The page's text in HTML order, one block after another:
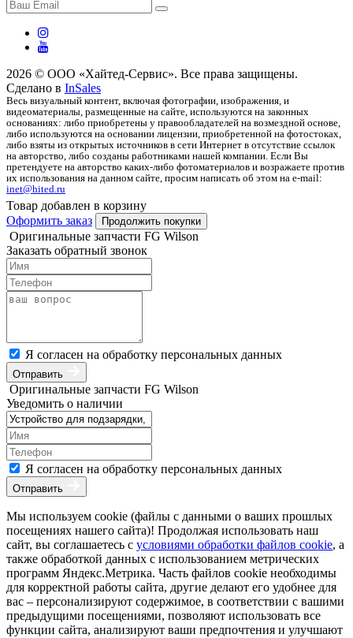
2026 © ООО «Хайтед-Сервис». Все права защищены.
Сделано в InSales
Весь визуальный контент, включая фотографии, изображения, и
видеоматериалы, размещенные на сайте, используются на законных
основаниях: либо приобретены у правообладателей на возмездной основе,
либо используются на основании лицензии, приобретенной на фотостоках,
либо взяты из открытых источников в сети Интернет в отсутствие ссылок
на авторство, либо созданы работниками нашей компании. Если Вы
претендуете на авторство каких-либо фотоматериалов и возражаете против
их использования на данном сайте, просим написать об этом на e-mail:
inet@hited.ru
Товар добавлен в корзину
Оформить заказ
Продолжить покупки
Оригинальные запчасти FG Wilson
Заказать обратный звонок
Я согласен на обработку персональных данных
Отправить
Оригинальные запчасти FG Wilson
Уведомить о наличии
Я согласен на обработку персональных данных
Отправить
Мы используем cookie (файлы с данными о ваших прошлых
посещениях нашего сайта)! Продолжая использовать наш
сайт, вы соглашаетесь с условиями обработки файлов cookie, а
также обработкой данных с использованием метрических
программ Яндекс.Метрика. Часть файлов cookie необходимы
для корректной работы сайта, другие делают его удобнее для
вас – персонализируют содержимое, в соответствии с вашими
предыдущими посещениями, позволяют использовать все
функции сайта, анализируют ваши предпочтения и улучшают